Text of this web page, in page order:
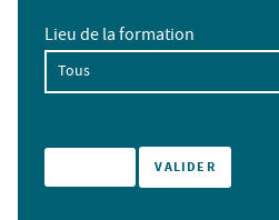
Lieu de la formation